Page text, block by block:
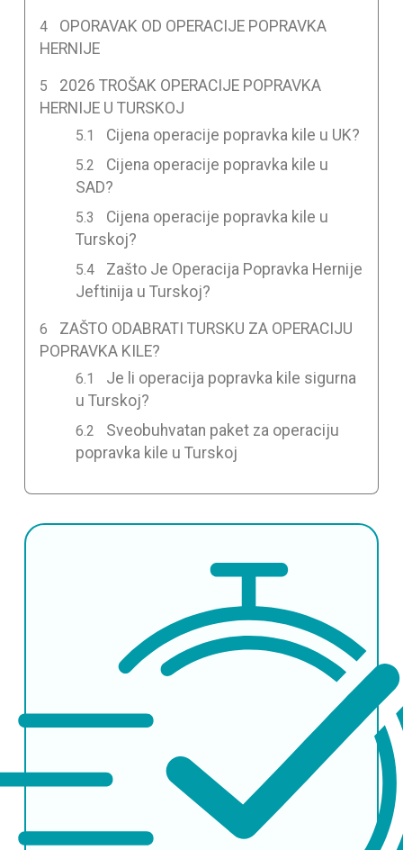
OPORAVAK OD OPERACIJE POPRAVKA
HERNIJE
2026 TROŠAK OPERACIJE POPRAVKA
HERNIJE U TURSKOJ
Cijena operacije popravka kile u UK?
Cijena operacije popravka kile u
SAD?
Cijena operacije popravka kile u
Turskoj?
Zašto Je Operacija Popravka Hernije
Jeftinija u Turskoj?
ZAŠTO ODABRATI TURSKU ZA OPERACIJU
POPRAVKA KILE?
Je li operacija popravka kile sigurna
u Turskoj?
Sveobuhvatan paket za operaciju
popravka kile u Turskoj